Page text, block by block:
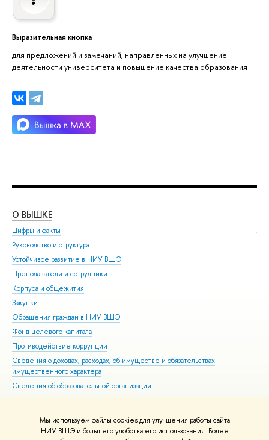
Мы используем файлы cookies для улучшения работы сайта
НИУ ВШЭ и большего удобства его использования. Более
Выразительная кнопка
для предложений и замечаний, направленных на улучшение
деятельности университета и повышение качества образования
О ВЫШКЕ
Цифры и факты
Руководство и структура
Устойчивое развитие в НИУ ВШЭ
Преподаватели и сотрудники
Корпуса и общежития
Закупки
Обращения граждан в НИУ ВШЭ
Фонд целевого капитала
Противодействие коррупции
Сведения о доходах, расходах, об имуществе и обязательствах
имущественного характера
Сведения об образовательной организации
Единая платежная страница
Работа в Вышке